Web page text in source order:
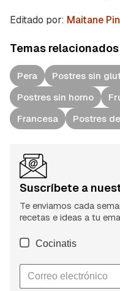
Editado por: Maitane
Temas relacionados
Pera Postres sin
Postres sin horno
Francesa
Postres
Suscríbete a
Te enviamos cada
recetas e ideas a tu
Cocinatis